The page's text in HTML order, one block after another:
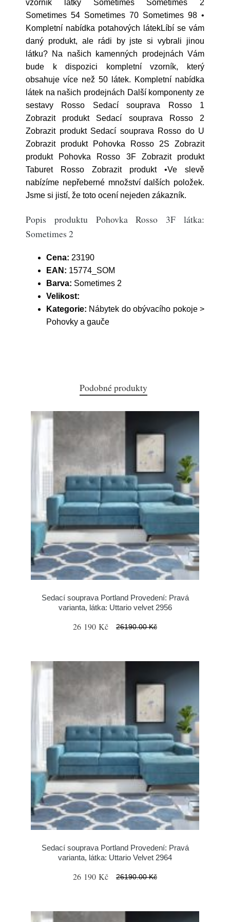
vzorník látky Sometimes Sometimes 2
Sometimes 54 Sometimes 70 Sometimes 98 •
Kompletní nabídka potahových látekLíbí se vám
daný produkt, ale rádi by jste si vybrali jinou
látku? Na našich kamenných prodejnách Vám
bude k dispozici kompletní vzorník, který
obsahuje více než 50 látek. Kompletní nabídka
látek na našich prodejnách Další komponenty ze
sestavy Rosso Sedací souprava Rosso 1
Zobrazit produkt Sedací souprava Rosso 2
Zobrazit produkt Sedací souprava Rosso do U
Zobrazit produkt Pohovka Rosso 2S Zobrazit
produkt Pohovka Rosso 3F Zobrazit produkt
Taburet Rosso Zobrazit produkt •Ve slevě
nabízíme nepřeberné množství dalších položek.
Jsme si jistí, že toto ocení nejeden zákazník.
Popis produktu Pohovka Rosso 3F látka:
Sometimes 2
Cena: 23190
EAN: 15774_SOM
Barva: Sometimes 2
Velikost:
Kategorie: Nábytek do obývacího pokoje >
Pohovky a gauče
Podobné produkty
Sedací souprava Portland Provedení: Pravá
varianta, látka: Uttario velvet 2956
26 190 Kč 26190.00 Kč
Sedací souprava Portland Provedení: Pravá
varianta, látka: Uttario Velvet 2964
26 190 Kč 26190.00 Kč